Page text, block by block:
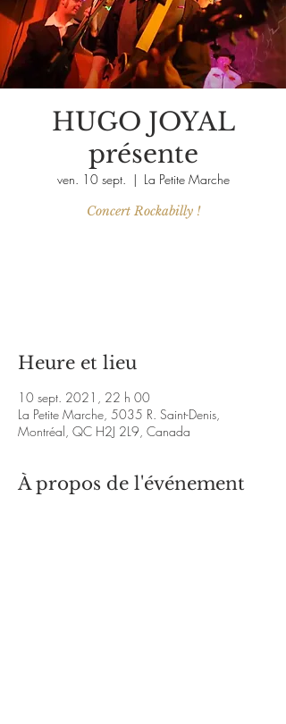
HUGO JOYAL
présente
ven. 10 sept.
  |
La Petite Marche
Concert Rockabilly !
Heure et lieu
10 sept. 2021, 22 h 00
La Petite Marche, 5035 R. Saint-Denis,
Montréal, QC H2J 2L9, Canada
À propos de l'événement